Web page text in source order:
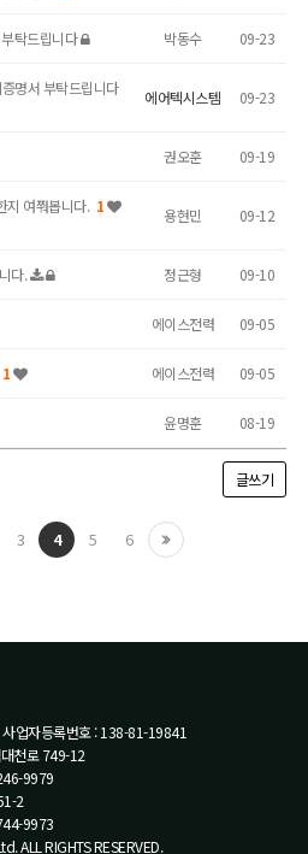
탁드립니다 박동수 09-23
명서 부탁드립니다 에어텍시스템 09-23
권오훈 09-19
지 여쭤봅니다. 1 용현민 09-12
다. 정근형 09-10
에이스전력 09-05
1 에이스전력 09-05
윤명훈 08-19
글쓰기
3 4 5 6
사업자등록번호 : 138-81-19841
천로 749-12
9979
2
9973
ALL RIGHTS RESERVED.